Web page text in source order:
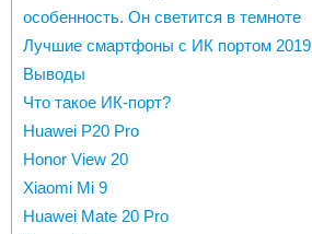
особенность. Он светится в темноте
Лучшие смартфоны с ИК портом 2019
Выводы
Что такое ИК-порт?
Huawei P20 Pro
Honor View 20
Xiaomi Mi 9
Huawei Mate 20 Pro